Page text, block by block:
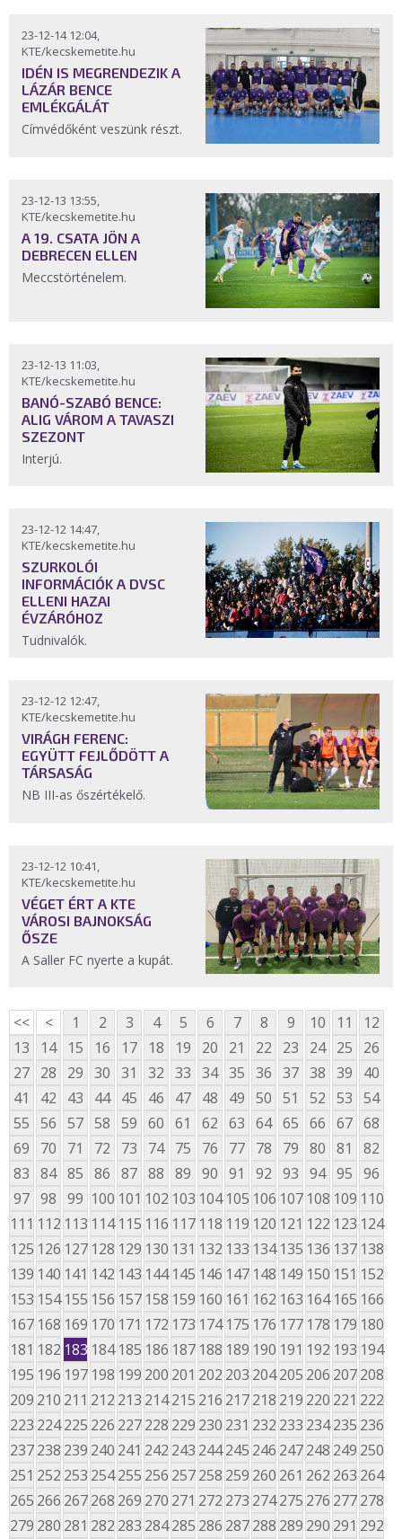
23-12-14 12:04,
KTE/kecskemetite.hu
IDÉN IS MEGRENDEZIK A
LÁZÁR BENCE
EMLÉKGÁLÁT
Címvédőként veszünk részt.
23-12-13 13:55,
KTE/kecskemetite.hu
A 19. CSATA JÖN A
DEBRECEN ELLEN
Meccstörténelem.
23-12-13 11:03,
KTE/kecskemetite.hu
BANÓ-SZABÓ BENCE:
ALIG VÁROM A TAVASZI
SZEZONT
Interjú.
23-12-12 14:47,
KTE/kecskemetite.hu
SZURKOLÓI
INFORMÁCIÓK A DVSC
ELLENI HAZAI
ÉVZÁRÓHOZ
Tudnivalók.
23-12-12 12:47,
KTE/kecskemetite.hu
VIRÁGH FERENC:
EGYÜTT FEJLŐDÖTT A
TÁRSASÁG
NB III-as őszértékelő.
23-12-12 10:41,
KTE/kecskemetite.hu
VÉGET ÉRT A KTE
VÁROSI BAJNOKSÁG
ŐSZE
A Saller FC nyerte a kupát.
<< < 1 2 3 4 5 6 7 8 9 10 11
12
13
14 15 16 17 18 19 20 21 22 23 24 25
26
27 28 29 30 31 32 33 34 35 36 37 38 39
40
41
42 43 44 45 46 47 48 49 50 51 52 53 54
55 56 57 58 59 60 61 62 63 64 65 66 67 68
69
70 71 72 73 74 75 76 77 78 79 80 81
82
83 84 85 86 87 88 89 90 91 92 93 94 95 96
97 98 99 100 101 102 103 104 105 106 107 108 109 110
111 112 113 114 115 116 117 118 119 120 121 122 123 124
125 126 127 128 129 130 131 132 133 134 135 136 137 138
139 140 141 142 143 144 145 146 147 148 149 150 151 152
153 154 155 156 157 158 159 160 161 162 163 164 165 166
167 168 169 170 171 172 173 174 175 176 177 178 179 180
181 182 183 184 185 186 187 188 189 190 191 192 193 194
195 196 197 198 199 200 201 202 203 204205 206 207208
209 210 211 212 213 214215 216 217218 219 220 221 222
223 224225 226 227228 229 230 231 232 233 234235 236
237238 239 240 241 242 243 244245 246 247248 249 250
251 252 253 254255 256 257258 259 260 261 262 263 264
265 266 267268 269 270 271 272 273 274275 276 277278
279 280 281 282 283 284285 286 287288 289 290 291 292